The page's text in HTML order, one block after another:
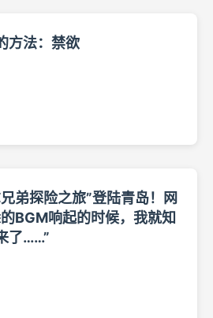
方法：禁欲
弟探险之旅”登陆青岛！网
BGM响起的时候，我就知
了……”